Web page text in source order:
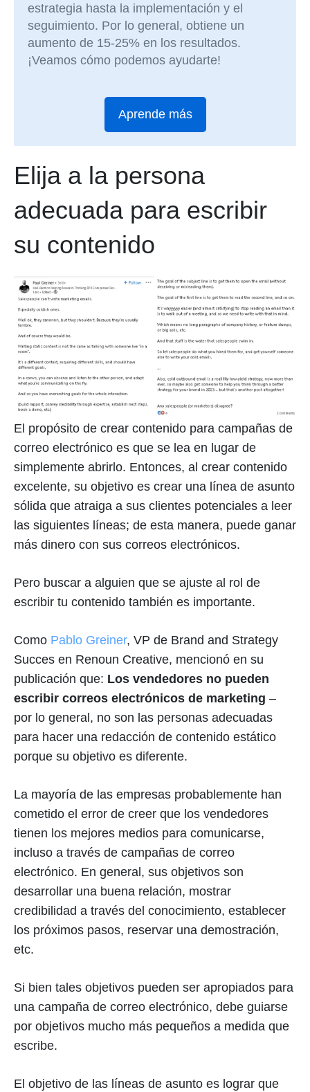
estrategia hasta la implementación y el
seguimiento. Por lo general, obtiene un
aumento de 15-25% en los resultados.
¡Veamos cómo podemos ayudarte!
Aprende más
Elija a la persona
adecuada para escribir
su contenido
El propósito de crear contenido para campañas de
correo electrónico es que se lea en lugar de
simplemente abrirlo. Entonces, al crear contenido
excelente, su objetivo es crear una línea de asunto
sólida que atraiga a sus clientes potenciales a leer
las siguientes líneas; de esta manera, puede ganar
más dinero con sus correos electrónicos.
Pero buscar a alguien que se ajuste al rol de
escribir tu contenido también es importante.
Como Pablo Greiner, VP de Brand and Strategy
Succes en Renoun Creative, mencionó en su
publicación que: Los vendedores no pueden
escribir correos electrónicos de marketing –
por lo general, no son las personas adecuadas
para hacer una redacción de contenido estático
porque su objetivo es diferente.
La mayoría de las empresas probablemente han
cometido el error de creer que los vendedores
tienen los mejores medios para comunicarse,
incluso a través de campañas de correo
electrónico. En general, sus objetivos son
desarrollar una buena relación, mostrar
credibilidad a través del conocimiento, establecer
los próximos pasos, reservar una demostración,
etc.
Si bien tales objetivos pueden ser apropiados para
una campaña de correo electrónico, debe guiarse
por objetivos mucho más pequeños a medida que
escribe.
El objetivo de las líneas de asunto es lograr que